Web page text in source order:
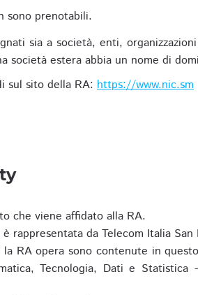
sono prenotabili.
sia a società, enti,
società estera abbia un nome di
sul sito della RA: https://www.nic.sm
che viene affidato alla RA.
rappresentata da Telecom Italia San
RA opera sono contenute in
Tecnologia, Dati e